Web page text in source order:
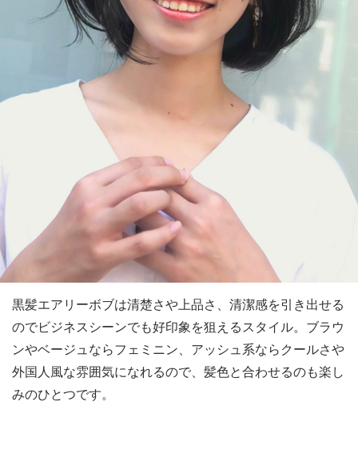
黒髪エアリーボブは清楚さや上品さ、清潔感を引き出せる
のでビジネスシーンでも好印象を狙えるスタイル。ブラウ
ンやベージュならフェミニン、アッシュ系ならクールさや
外国人風な雰囲気になれるので、髪色と合わせるのも楽し
みのひとつです。